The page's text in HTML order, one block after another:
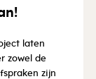
laten
zowel de
zijn